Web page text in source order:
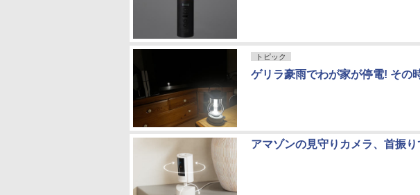
トピック
ゲリラ豪雨でわが家が停電! その
アマゾンの見守りカメラ、首振